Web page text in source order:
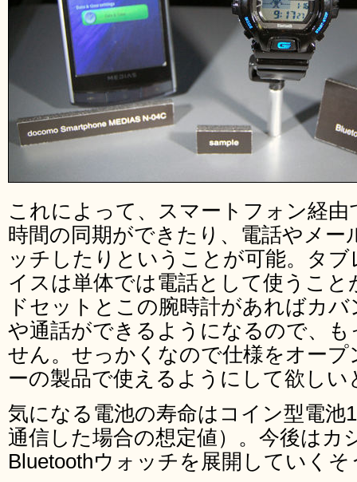
これによって、スマートフォン経
時間の同期ができたり、電話やメー
ッチしたりということが可能。タ
イスは単体では電話として使うこ
ドセットとこの腕時計があればカ
や通話ができるようになるので、
せん。せっかくなので仕様をオー
ーの製品で使えるようにして欲しい
気になる電池の寿命はコイン型電池
通信した場合の想定値）。今後はカ
Bluetoothウォッチを展開していく